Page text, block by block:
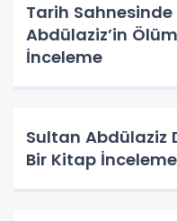
Tarih
Abdülaziz’in
İnceleme
Sultan Abdülaziz
Bir Kitap